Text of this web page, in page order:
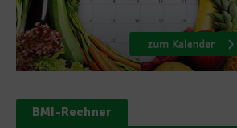
BMI-Rechner